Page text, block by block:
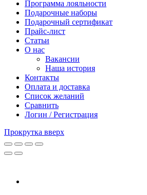
Программа лояльности
Подарочные наборы
Подарочный сертификат
Прайс-лист
Статьи
О нас
Вакансии
Наша история
Контакты
Оплата и доставка
Список желаний
Сравнить
Логин / Регистрация
Прокрутка вверх